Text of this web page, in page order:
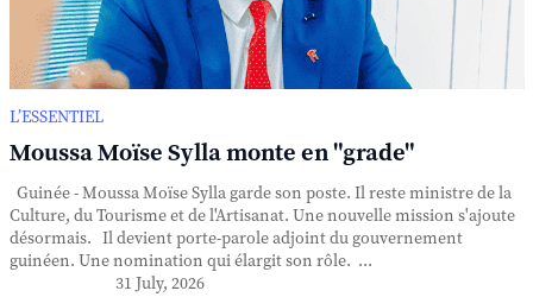
L’ESSENTIEL
Moussa Moïse Sylla monte en "grade"
Guinée - Moussa Moïse Sylla garde son poste. Il reste ministre de la
Culture, du Tourisme et de l'Artisanat. Une nouvelle mission s'ajoute
désormais. Il devient porte-parole adjoint du gouvernement
guinéen. Une nomination qui élargit son rôle. ...
31 July, 2026